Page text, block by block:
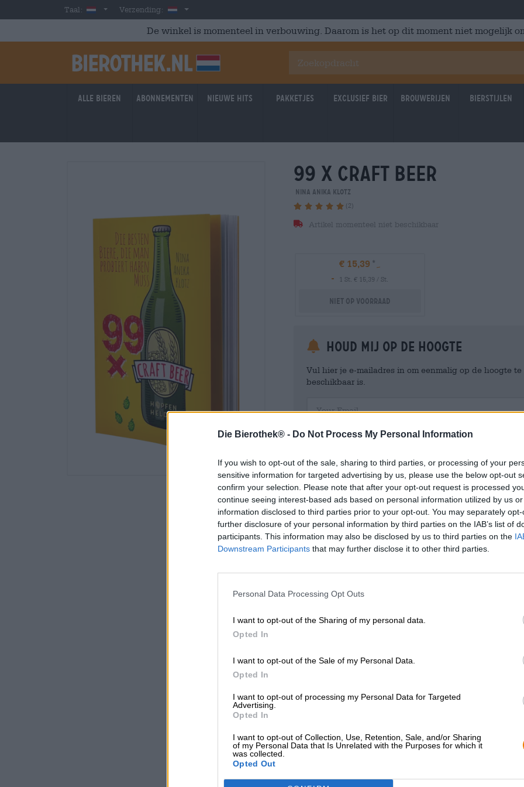
Die Bierothek® - Do Not Process My Personal Information
If you wish to opt-out of the sale, sharing to third parties, or processing of your
sensitive information for targeted advertising by us, please use the below opt-out
confirm your selection. Please note that after your opt-out request is processed
continue seeing interest-based ads based on personal information utilized by us
information disclosed to third parties prior to your opt-out. You may separately
further disclosure of your personal information by third parties on the IAB’s list of
participants. This information may also be disclosed by us to third parties on the
Downstream Participants that may further disclose it to other third parties.
Personal Data Processing Opt Outs
I want to opt-out of the Sharing of my personal data.
Opted In
I want to opt-out of the Sale of my Personal Data.
Opted In
I want to opt-out of processing my Personal Data for Targeted
Advertising.
Opted In
I want to opt-out of Collection, Use, Retention, Sale, and/or Sharing
of my Personal Data that Is Unrelated with the Purposes for which it
was collected.
Opted Out
Skip to main content
Taal: DutchVerzending: Nederland
De winkel is momenteel in verbouwing. Daarom is het op dit moment niet mogelijk
Alle bieren Abonnementen Nieuwe hits Pakketjes Exclusief Bier Brouwerijen Bierstijlen
99 x craft beer
Nina Anika Klotz
(2)
Artikel momenteel niet beschikbaar
€ 15,39
-
1 St. € 15,39 / St.
Niet op voorraad
Houd mij op de hoogte
Vul hier je e-mailadres in om eenmalig op de hoogte
beschikbaar is.
Hierbij geef ik toestemming aan Bierothek ® GmbH om
en beheren van een klantaccount. Dit klantaccount geeft een
persoonlijke gegevens. Ik ben me ervan bewust dat ik deze
kan intrekken door een e-mail te sturen naar
toestemming geen invloed heeft op de rechtmatigheid van de
uitgevoerd tot het moment van intrekking. Meer informatie vindt
* Prijzen zijn inclusief wettelijke BTW. PlusScheepvaart
Als er meer boeken over bier zouden zijn, zouden
Nina Anika Klotz is een vrouw met een missie: de
wereld verspreiden. Ze probeerde ook heel veel bier
producten eruit. Over deze bieren heeft ze
interessante quotes verzameld. Jouw boek “99 x Craft
een biersmorgasbord dat iedereen op zijn (bier)plank
Met haar boek geeft Nina Anika Klotz de
bierdrinker een zorgvuldig samengestelde lijst van
kleurrijke wereld van ambachtelijke bieren zo